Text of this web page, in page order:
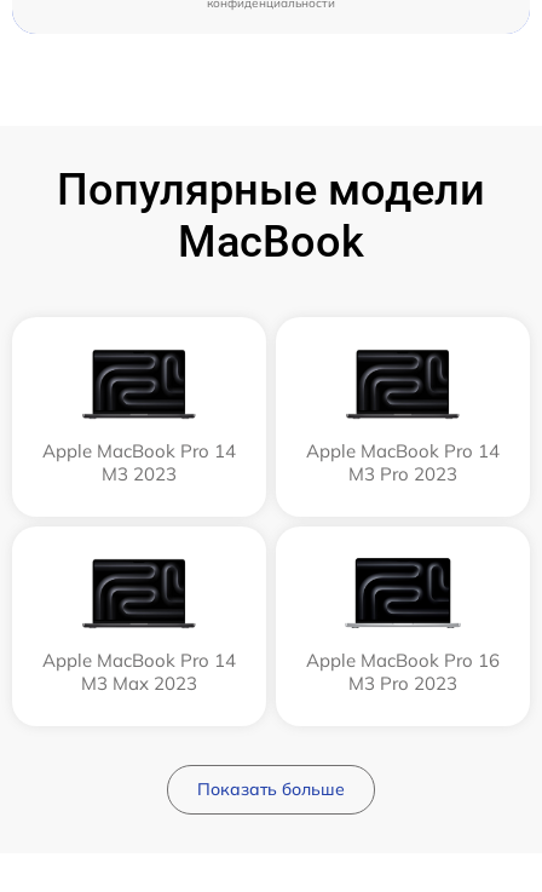
Популярные модели
MacBook
Apple MacBook Pro 14
M3 2023
Apple MacBook Pro 14
M3 Pro 2023
Apple MacBook Pro 14
M3 Max 2023
Apple MacBook Pro 16
M3 Pro 2023
Показать больше